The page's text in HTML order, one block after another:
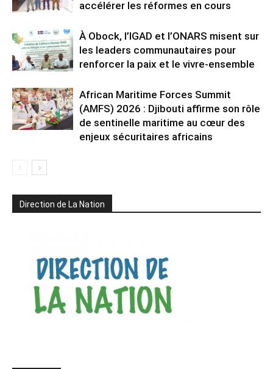
accélérer les réformes en cours
À Obock, l’IGAD et l’ONARS misent sur
les leaders communautaires pour
renforcer la paix et le vivre-ensemble
African Maritime Forces Summit
(AMFS) 2026 : Djibouti affirme son rôle
de sentinelle maritime au cœur des
enjeux sécuritaires africains
Direction de La Nation